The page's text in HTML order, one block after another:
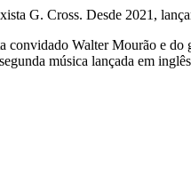
G. Cross. Desde 2021,
Walter Mourão e
música lançada em